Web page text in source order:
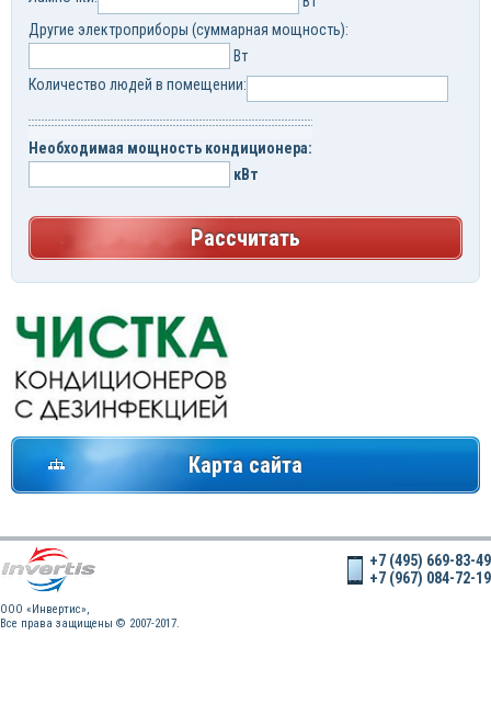
Другие электроприборы (суммарная мощность):
Вт
Количество людей в помещении:
Необходимая мощность кондиционера:
кВт
Рассчитать
Карта сайта
OOO «Инвертис»,
Все права защищены © 2007-2017.
+7 (495) 669-83-49
+7 (967) 084-72-19